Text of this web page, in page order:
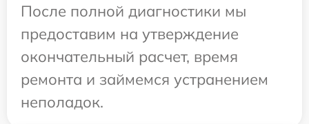
После полной диагностики мы
предоставим на утверждение
окончательный расчет, время
ремонта и займемся устранением
неполадок.